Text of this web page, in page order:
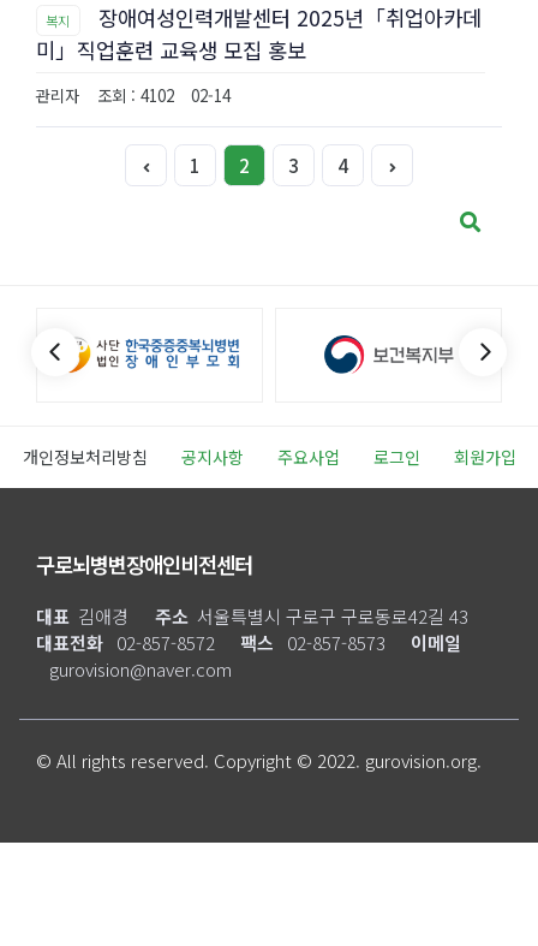
복지
장애여성인력개발센터 2025년「취업아카데
미」직업훈련 교육생 모집 홍보
관리자 조회 : 4102 02-14
1 2 3 4
개인정보처리방침 공지사항 주요사업 로그인 회원가입
구로뇌병변장애인비전센터
대표 김애경 주소 서울특별시 구로구 구로동로42길 43
대표전화 02-857-8572 팩스 02-857-8573
이메일
gurovision@naver.com
© All rights reserved. Copyright © 2022. gurovision.org.